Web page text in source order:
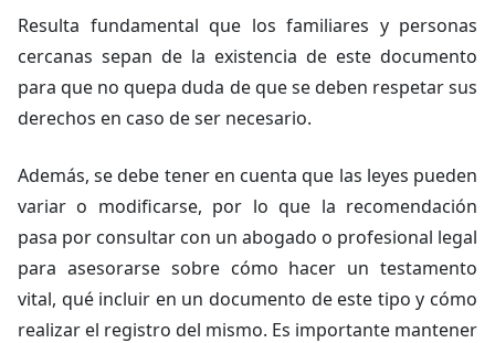
Resulta fundamental que los familiares y personas
cercanas sepan de la existencia de este documento
para que no quepa duda de que se deben respetar sus
derechos en caso de ser necesario.
Además, se debe tener en cuenta que las leyes pueden
variar o modificarse, por lo que la recomendación
pasa por consultar con un abogado o profesional legal
para asesorarse sobre cómo hacer un testamento
vital, qué incluir en un documento de este tipo y cómo
realizar el registro del mismo. Es importante mantener